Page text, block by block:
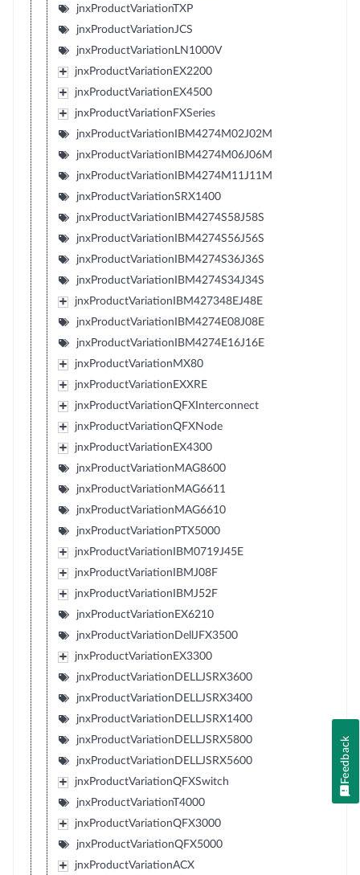
jnxProductVariationTXP
jnxProductVariationJCS
jnxProductVariationLN1000V
jnxProductVariationEX2200
jnxProductVariationEX4500
jnxProductVariationFXSeries
jnxProductVariationIBM4274M02J02M
jnxProductVariationIBM4274M06J06M
jnxProductVariationIBM4274M11J11M
jnxProductVariationSRX1400
jnxProductVariationIBM4274S58J58S
jnxProductVariationIBM4274S56J56S
jnxProductVariationIBM4274S36J36S
jnxProductVariationIBM4274S34J34S
jnxProductVariationIBM427348EJ48E
jnxProductVariationIBM4274E08J08E
jnxProductVariationIBM4274E16J16E
jnxProductVariationMX80
jnxProductVariationEXXRE
jnxProductVariationQFXInterconnect
jnxProductVariationQFXNode
jnxProductVariationEX4300
jnxProductVariationMAG8600
jnxProductVariationMAG6611
jnxProductVariationMAG6610
jnxProductVariationPTX5000
jnxProductVariationIBM0719J45E
jnxProductVariationIBMJ08F
jnxProductVariationIBMJ52F
jnxProductVariationEX6210
jnxProductVariationDellJFX3500
jnxProductVariationEX3300
jnxProductVariationDELLJSRX3600
jnxProductVariationDELLJSRX3400
jnxProductVariationDELLJSRX1400
jnxProductVariationDELLJSRX5800
jnxProductVariationDELLJSRX5600
jnxProductVariationQFXSwitch
jnxProductVariationT4000
jnxProductVariationQFX3000
jnxProductVariationQFX5000
jnxProductVariationACX
Feedback